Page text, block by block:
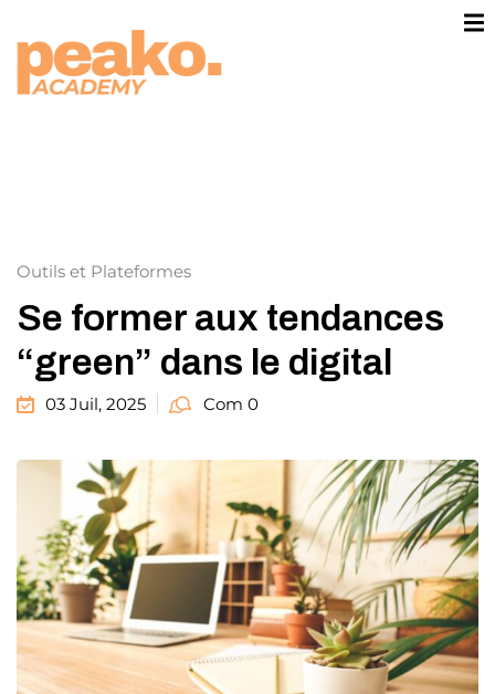
PLAY®
IA
?
Outils et Plateformes
Se former aux tendances
“green” dans le digital
03 Juil, 2025 Com 0
Remember me
Sign up
Already have an account?Sign